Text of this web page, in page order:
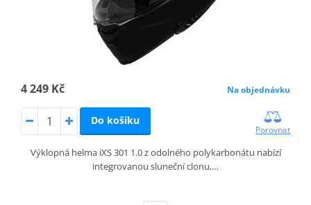
4 249 Kč Na objednávku
Do košíku
Porovnat
Výklopná helma iXS 301 1.0 z odolného polykarbonátu nabízí
integrovanou sluneční clonu,…